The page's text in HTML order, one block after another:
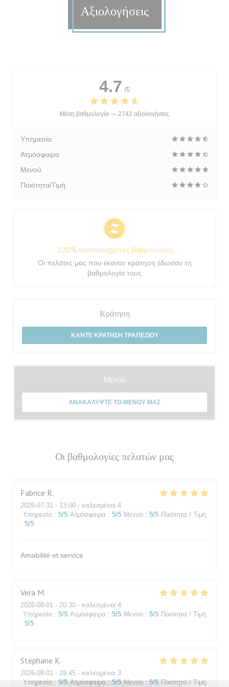
Αξιολογήσεις
Οι βαθμολογίες πελατών μας
Fabrice R
2026-07-31 - 13:00 - καλεσμένοι 4
Υπηρεσία : 5/5 Ατμόσφαιρα : 5/5 Μενού : 5/5 Ποιότητα / Τιμή
: 5/5
Amabilité et service
Vera M
2026-08-01 - 20:30 - καλεσμένοι 4
Υπηρεσία : 5/5 Ατμόσφαιρα : 5/5 Μενού : 5/5 Ποιότητα / Τιμή
: 5/5
Stéphane K
2026-08-01 - 19:45 - καλεσμένοι 3
Υπηρεσία: 5/5 Ατμόσφαιρα: 5/5 Μενού: 5/5 Ποιότητα / Τιμή
4.7 /5
Μέση βαθμολογία — 2742 αξιολογήσεις
Υπηρεσία
Ατμόσφαιρα
Μενού
Ποιότητα/Τιμή
100% πιστοποιημένες βαθμολογίες
Οι πελάτες μας που έκαναν κράτηση έδωσαν τη
βαθμολογία τους
Κράτηση
ΚΆΝΤΕ ΚΡΆΤΗΣΗ ΤΡΑΠΕΖΙΟΎ
Μενού
ΑΝΑΚΑΛΎΨΤΕ ΤΟ ΜΕΝΟΎ ΜΑΣ